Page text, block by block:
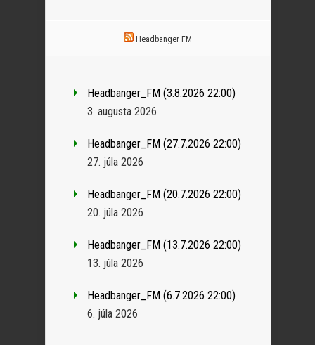
Headbanger FM
Headbanger_FM (3.8.2026 22:00)
3. augusta 2026
Headbanger_FM (27.7.2026 22:00)
27. júla 2026
Headbanger_FM (20.7.2026 22:00)
20. júla 2026
Headbanger_FM (13.7.2026 22:00)
13. júla 2026
Headbanger_FM (6.7.2026 22:00)
6. júla 2026